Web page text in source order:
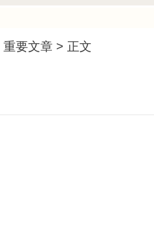
重要文章 > 正文